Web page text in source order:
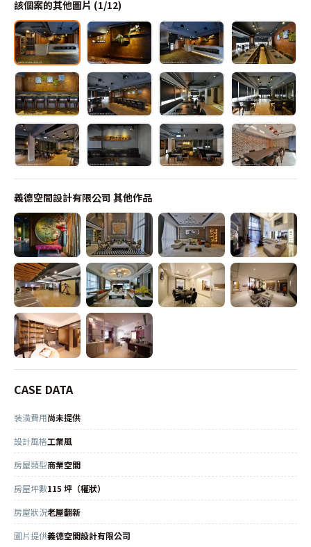
該個案的其他圖片 (1/12)
義德空間設計有限公司 其他作品
CASE DATA
裝潢費用尚未提供
設計風格工業風
房屋類型商業空間
房屋坪數115 坪（權狀）
房屋狀況老屋翻新
圖片提供義德空間設計有限公司